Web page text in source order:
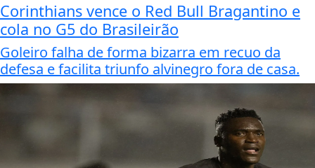
Corinthians vence o Red Bull Bragantino e
cola no G5 do Brasileirão
Goleiro falha de forma bizarra em recuo da
defesa e facilita triunfo alvinegro fora de casa.